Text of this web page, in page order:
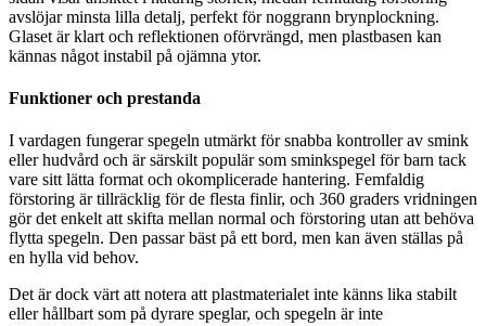
avslöjar minsta lilla detalj, perfekt för noggrann brynplockning.
Glaset är klart och reflektionen oförvrängd, men plastbasen kan
kännas något instabil på ojämna ytor.
Funktioner och prestanda
I vardagen fungerar spegeln utmärkt för snabba kontroller av smink
eller hudvård och är särskilt populär som sminkspegel för barn tack
vare sitt lätta format och okomplicerade hantering. Femfaldig
förstoring är tillräcklig för de flesta finlir, och 360 graders vridningen
gör det enkelt att skifta mellan normal och förstoring utan att behöva
flytta spegeln. Den passar bäst på ett bord, men kan även ställas på
en hylla vid behov.
Det är dock värt att notera att plastmaterialet inte känns lika stabilt
eller hållbart som på dyrare speglar, och spegeln är inte